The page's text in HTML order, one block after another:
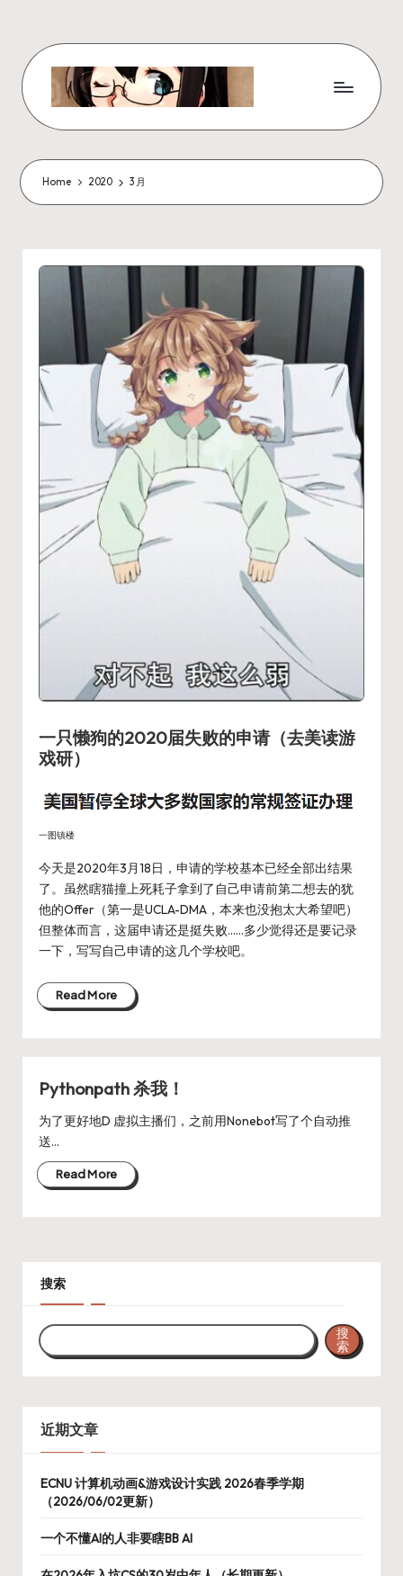
content
W
x
z
ui
r
N
ot
e
Home 2020 3 月
一只懒狗的2020届失败的申请（去美读游
戏研）
一图镇楼
今天是2020年3月18日，申请的学校基本已经全部出结果
了。虽然瞎猫撞上死耗子拿到了自己申请前第二想去的犹
他的Offer（第一是UCLA-DMA，本来也没抱太大希望吧）
但整体而言，这届申请还是挺失败……多少觉得还是要记录
一下，写写自己申请的这几个学校吧。
Read More
Pythonpath 杀我！
为了更好地D 虚拟主播们，之前用Nonebot写了个自动推
送…
Read More
搜索
搜
索
近期文章
ECNU 计算机动画&游戏设计实践 2026春季学期
（2026/06/02更新）
一个不懂AI的人非要瞎BB AI